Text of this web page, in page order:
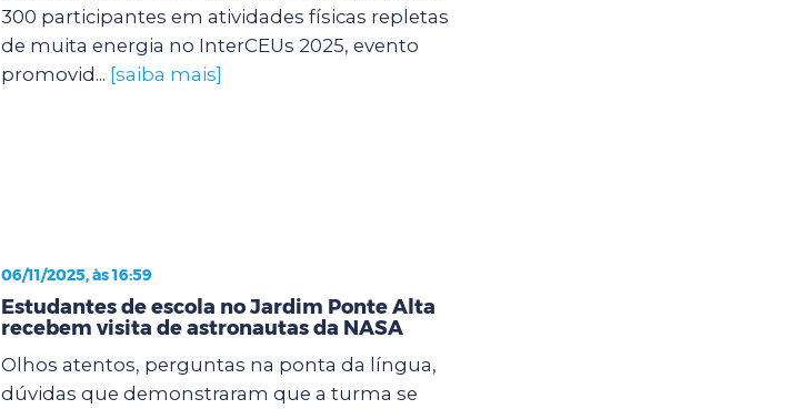
300 participantes em atividades físicas repletas
de muita energia no InterCEUs 2025, evento
promovid... [saiba mais]
06/11/2025, às 16:59
Estudantes de escola no Jardim Ponte Alta
recebem visita de astronautas da NASA
Olhos atentos, perguntas na ponta da língua,
dúvidas que demonstraram que a turma se